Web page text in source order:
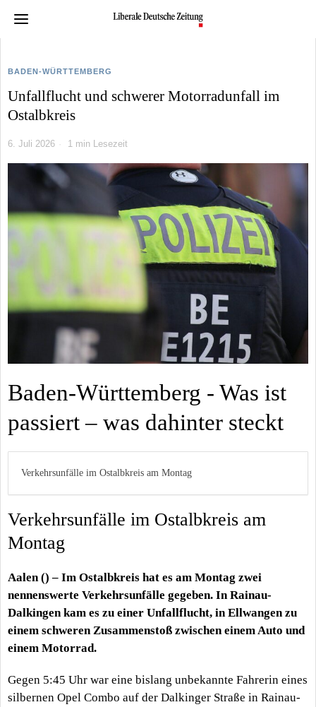
BADEN-WÜRTTEMBERG
Unfallflucht und schwerer Motorradunfall im
Ostalbkreis
6. Juli 2026 1 min Lesezeit
Baden-Württemberg - Was ist
passiert – was dahinter steckt
Verkehrsunfälle im Ostalbkreis am Montag
Verkehrsunfälle im Ostalbkreis am
Montag
Aalen () – Im Ostalbkreis hat es am Montag zwei
nennenswerte Verkehrsunfälle gegeben. In Rainau-
Dalkingen kam es zu einer Unfallflucht, in Ellwangen zu
einem schweren Zusammenstoß zwischen einem Auto und
einem Motorrad.
Gegen 5:45 Uhr war eine bislang unbekannte Fahrerin eines
silbernen Opel Combo auf der Dalkinger Straße in Rainau-